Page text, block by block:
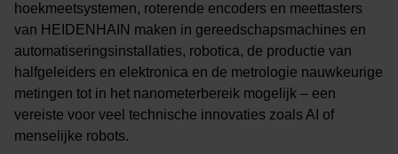
hoekmeetsystemen, roterende encoders en meettasters
van HEIDENHAIN maken in gereedschapsmachines en
automatiseringsinstallaties, robotica, de productie van
halfgeleiders en elektronica en de metrologie nauwkeurige
metingen tot in het nanometerbereik mogelijk – een
vereiste voor veel technische innovaties zoals AI of
menselijke robots.